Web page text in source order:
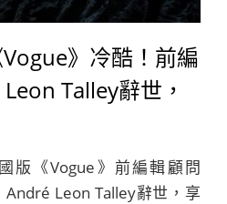
》冷酷！前編
Talley辭世，
版《Vogue》前編輯顧問
André Leon Talley辭世，享